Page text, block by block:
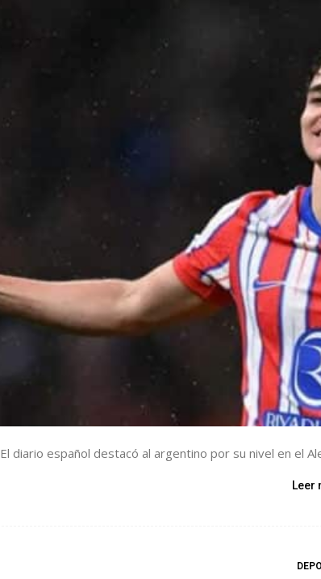
El diario español destacó al argentino por su nivel en el
Leer